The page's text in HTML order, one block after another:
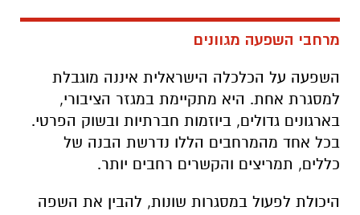
מרחבי השפעה מגוונים
השפעה על הכלכלה הישראלית איננה מוגבלת
למסגרת אחת. היא מתקיימת במגזר הציבורי,
בארגונים גדולים, ביוזמות חברתיות ובשוק הפרטי.
בכל אחד מהמרחבים הללו נדרשת הבנה של
כללים, תמריצים והקשרים רחבים יותר.
היכולת לפעול במסגרות שונות, להבין את השפה